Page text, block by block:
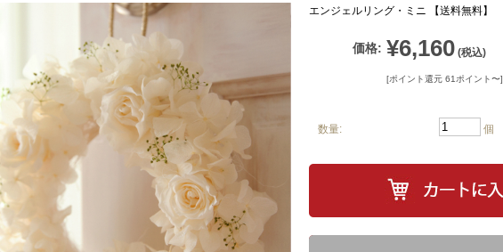
エンジェルリング・ミニ 【送料無料】
価格: ¥6,160 (税込)
[ポイント還元 61ポイント〜]
数量: 個